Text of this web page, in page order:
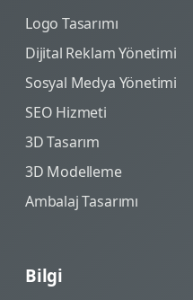
Logo Tasarımı
Dijital Reklam Yönetimi
Sosyal Medya Yönetimi
SEO Hizmeti
3D Tasarım
3D Modelleme
Ambalaj Tasarımı
Bilgi